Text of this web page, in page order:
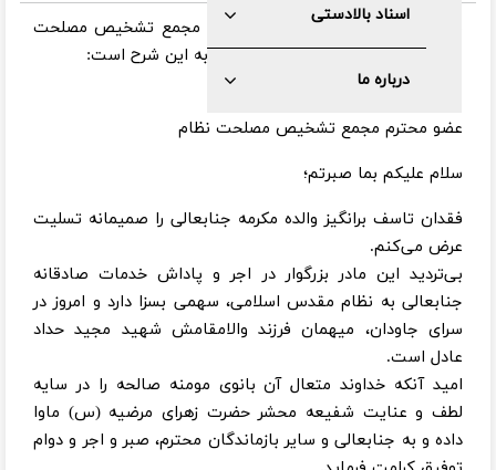
اسناد بالادستی
درباره ما
به گزارش مرکز رسانه و روابط عمومی مجمع تشخیص مصلحت
نظام، متن پیام تسلیت دکتر ذوالقدر به این شرح است:
عضو محترم مجمع تشخیص مصلحت نظام
سلام علیکم بما صبرتم؛
فقدان تاسف برانگیز والده مکرمه جنابعالی را صمیمانه تسلیت
عرض می‌کنم.
بی‌تردید این مادر بزرگوار در اجر و پاداش خدمات صادقانه
جنابعالی به نظام مقدس اسلامی، سهمی بسزا دارد و امروز در
سرای جاودان، میهمان فرزند والامقامش شهید مجید حداد
عادل است.
امید آنکه خداوند متعال آن بانوی مومنه صالحه را در سایه
لطف و عنایت شفیعه محشر حضرت زهرای مرضیه (س) ماوا
داده و به جنابعالی و سایر بازماندگان محترم، صبر و اجر و دوام